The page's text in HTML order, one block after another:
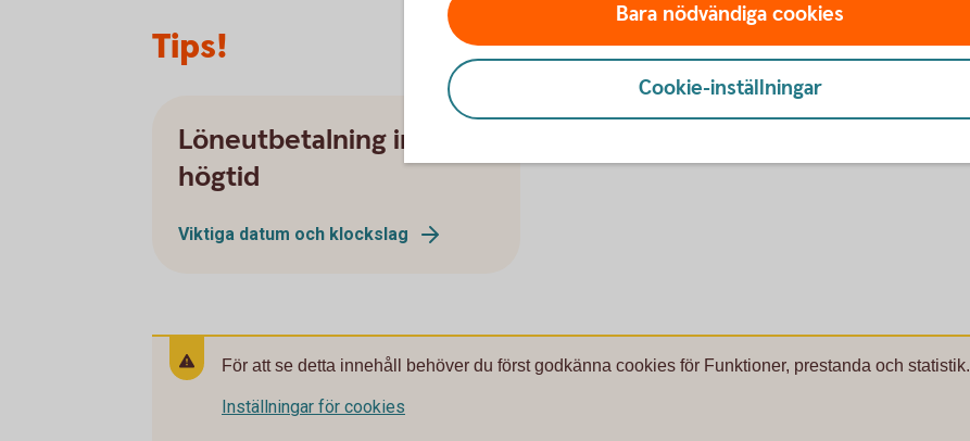
Tips!
Löneutbetalning inför
högtid
Viktiga datum och klockslag
För att se detta innehåll behöver du först godkänna cookies för Funktioner, prestanda och statistik.
Inställningar för cookies
Bara nödvändiga cookies
Cookie-inställningar